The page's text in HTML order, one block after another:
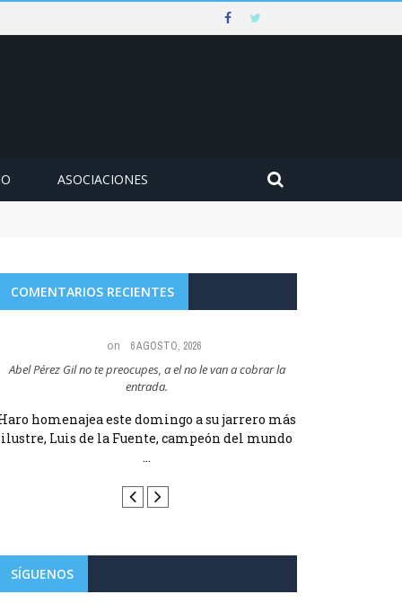
ASOCIACIONES
COMENTARIOS RECIENTES
on 6 AGOSTO, 2026
Abel Pérez Gil no te preocupes, a el no le van a cobrar la
entrada.
homenajea este domingo a su jarrero más
ilustre, Luis de la Fuente, campeón del mundo
...
SÍGUENOS